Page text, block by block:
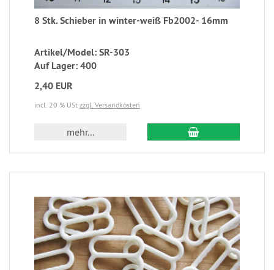
8 Stk. Schieber in winter-weiß Fb2002- 16mm
Artikel/Model: SR-303
Auf Lager: 400
2,40 EUR
incl. 20 % USt zzgl. Versandkosten
mehr...